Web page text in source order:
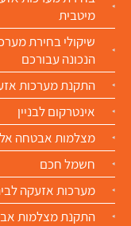
מיטבית
שיקולי בחירת
הנכונה עבורכם
התקנת מערכות
אינטרקום לבניין
מצלמות אבטחה
חשמל חכם
מערכות אזעקה
התקנת מצלמות